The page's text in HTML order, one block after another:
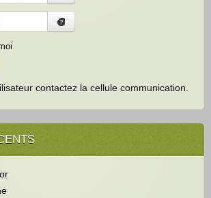
contactez la cellule communication.